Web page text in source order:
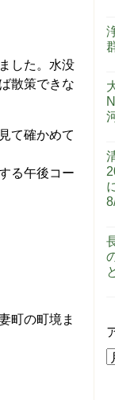
した。水没
散策できな
て確かめて
る午後コー
町の町境ま